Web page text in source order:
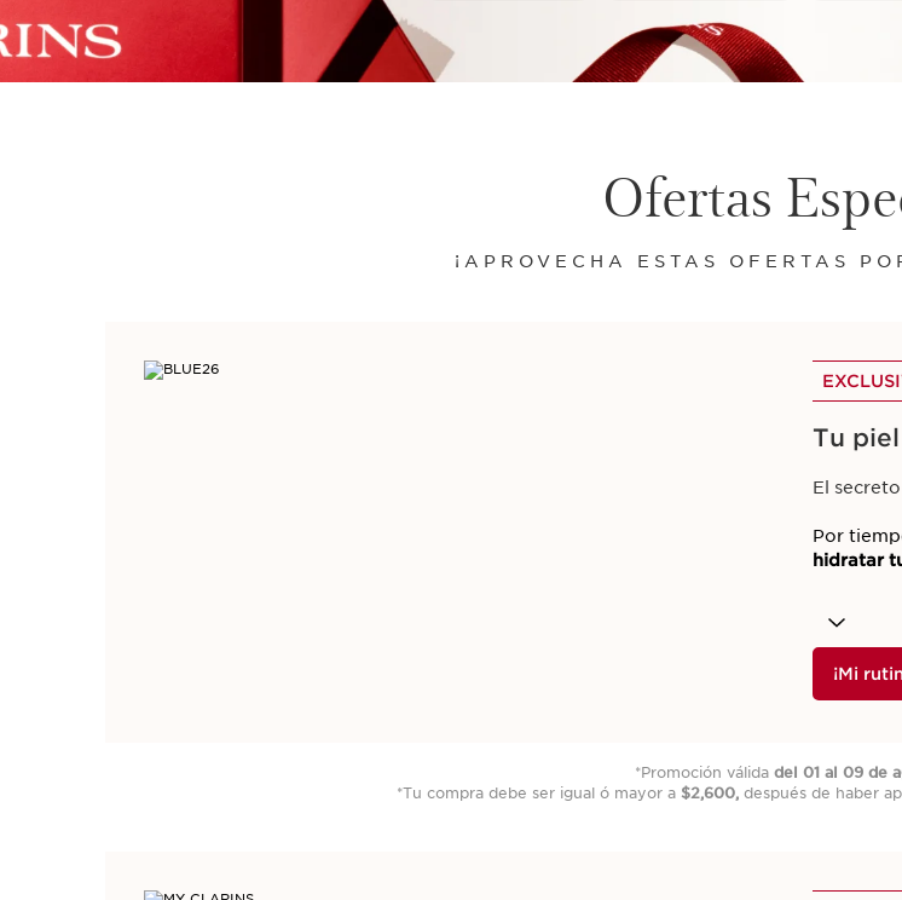
Ofertas
¡APROVECHA ESTAS OFERTAS
Tu
El
Por
hidratar
¡Mi
*Promoción válidadel 01 al 09 de
*Tu compra debe ser igual ó mayor a $2,600, después de haber